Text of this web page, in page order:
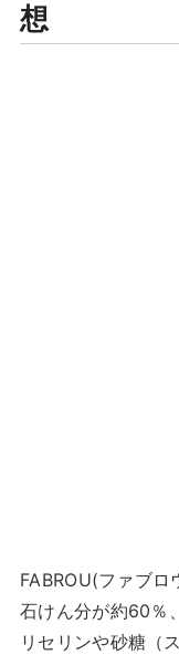
想
FABROU(ファブ
石けん分が約60％
リセリンや砂糖（